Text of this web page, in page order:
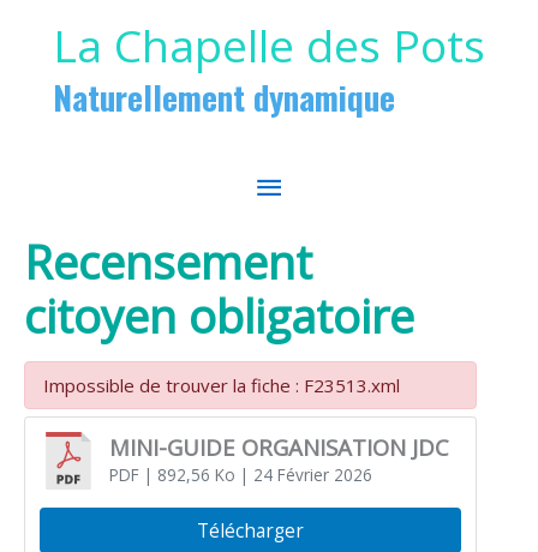
La Chapelle des Pots
Naturellement dynamique
MENU
PRINCIPAL
Recensement
citoyen obligatoire
Impossible de trouver la fiche : F23513.xml
MINI-GUIDE ORGANISATION JDC
PDF| 892,56 Ko | 24 Février 2026
Télécharger